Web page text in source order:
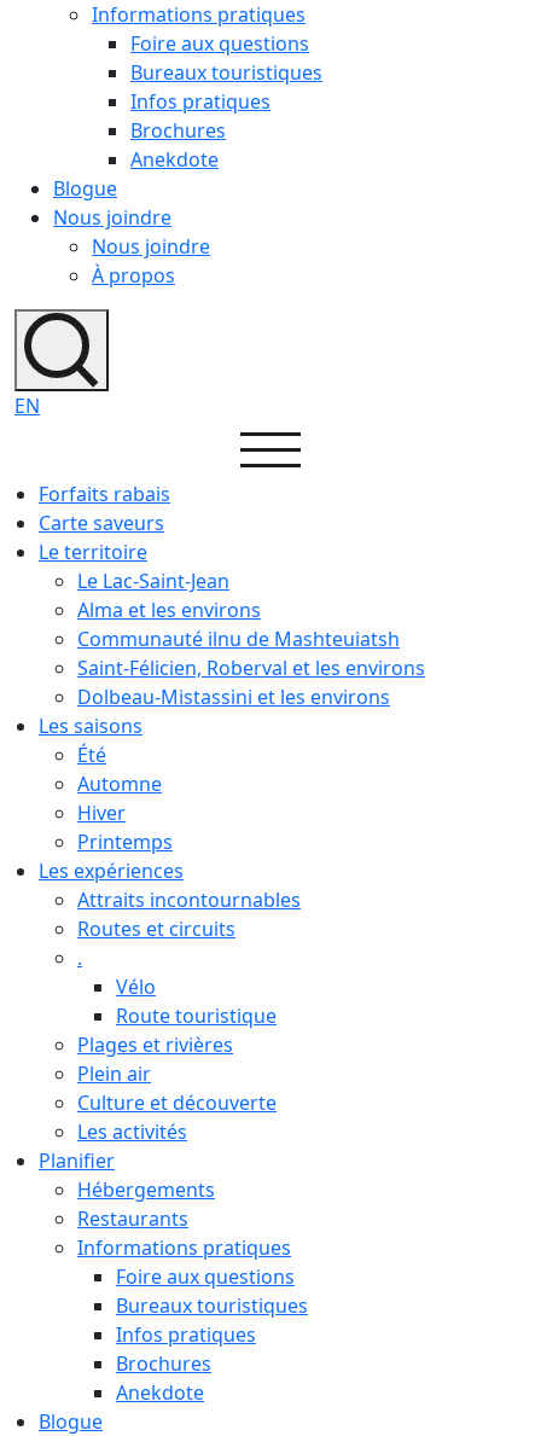
Informations pratiques
Foire aux questions
Bureaux touristiques
Infos pratiques
Brochures
Anekdote
Blogue
Nous joindre
Nous joindre
À propos
EN
Forfaits rabais
Carte saveurs
Le territoire
Le Lac-Saint-Jean
Alma et les environs
Communauté ilnu de Mashteuiatsh
Saint-Félicien, Roberval et les environs
Dolbeau-Mistassini et les environs
Les saisons
Été
Automne
Hiver
Printemps
Les expériences
Attraits incontournables
Routes et circuits
.
Vélo
Route touristique
Plages et rivières
Plein air
Culture et découverte
Les activités
Planifier
Hébergements
Restaurants
Informations pratiques
Foire aux questions
Bureaux touristiques
Infos pratiques
Brochures
Anekdote
Blogue